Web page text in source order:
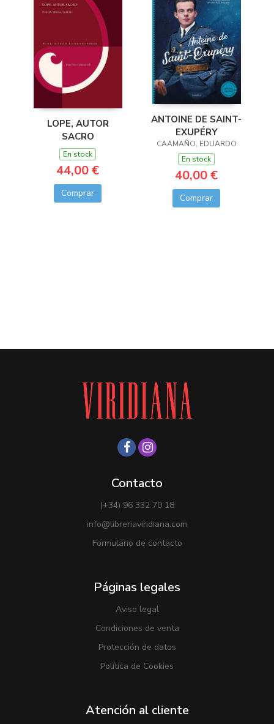
LOPE, AUTOR
SACRO
En stock
44,00 €
Comprar
ANTOINE DE SAINT-
EXUPÉRY
CAAMAÑO, EDUARDO
En stock
40,00 €
Comprar
Contacto
(+34) 96 332 70 18
info@libreriaviridiana.com
Formulario de contacto
Páginas legales
Aviso legal
Condiciones de venta
Protección de datos
Política de Cookies
Atención al cliente